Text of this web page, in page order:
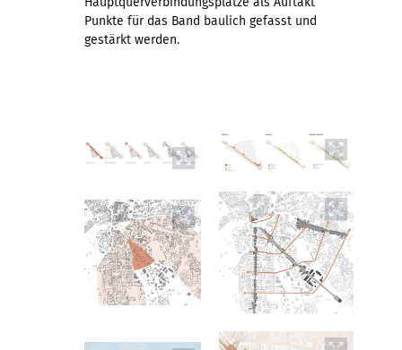
Punkte für das Band baulich gefasst und
gestärkt werden.